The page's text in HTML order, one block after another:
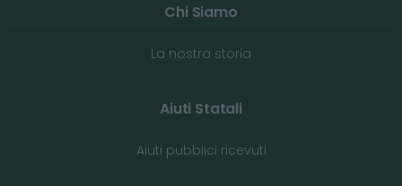
Chi Siamo
La nostra storia
Aiuti Statali
Aiuti pubblici ricevuti